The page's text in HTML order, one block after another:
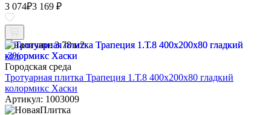
3 074₽3 169 ₽
В наличии: 3.78 м2
-3%
Городская среда
Тротуарная плитка Трапеция 1.Т.8 400х200х80 гладкий
колормикс Хаски
Артикул: 1003009